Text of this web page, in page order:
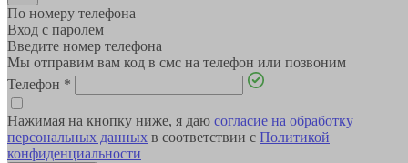
По номеру телефона
Вход с паролем
Введите номер телефона
Мы отправим вам код в смс на телефон или позвоним
Телефон *
Нажимая на кнопку ниже, я даю согласие на обработку
персональных данных в соответствии с Политикой
конфиденциальности